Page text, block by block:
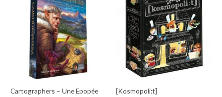
Cartographers – Une Epopée
[Kosmopoli:t]